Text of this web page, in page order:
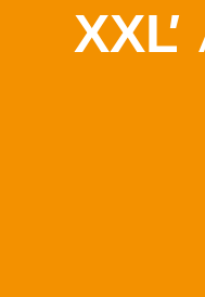
XXL
'